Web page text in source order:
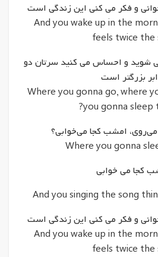
و فکر می کنی این زندگی است
And you wake up in the
feels twice the
شوید و احساس می کنید سرتان دو
بزرگتر است
Where you gonna go, where
you gonna sleep
می‌روی، امشب کجا می‌خوابی؟
Where you gonna
کجا می خوابی
And you singing the song
و فکر می کنی این زندگی است
And you wake up in the
feels twice the